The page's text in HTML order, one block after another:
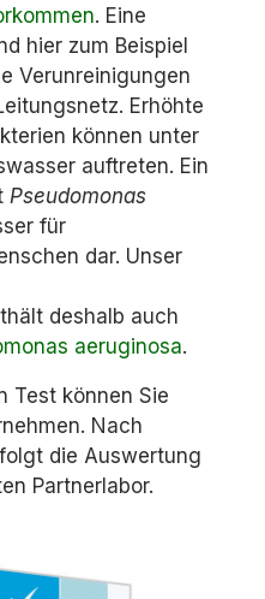
. Eine
hier zum Beispiel
Verunreinigungen
Erhöhte
können unter
auftreten. Ein
Pseudomonas
für
dar. Unser
deshalb auch
aeruginosa.
Test können Sie
Nach
die Auswertung
Partnerlabor.